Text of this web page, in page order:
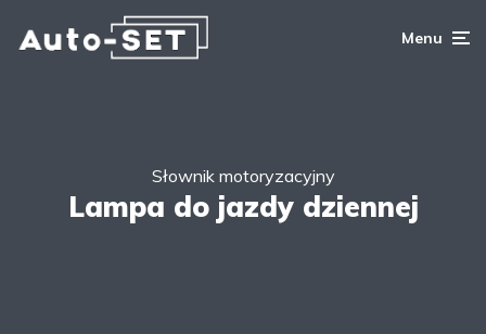
Menu
Słownik motoryzacyjny
Lampa do jazdy dziennej